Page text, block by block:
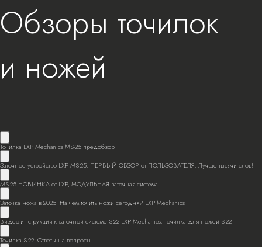
Обзоры точилок
и ножей
Точилка LXP Mechanics MS-25 предобзор
Заточное устройство LXP MS-25. ПЕРВЫЙ ОБЗОР от ПОЛЬЗОВАТЕЛЯ. Лучше тысячи слов!
MS-25 НОВИНКА от LXP, МОДУЛЬНАЯ заточная система
Заточка ножа в 2025. На чем точить ножи сегодня? LXP Mechanics
Видео-инструкция к заточной системе S-22 LXP Mechanics. Точилка для ножей S-22
Точилка S-22. Ответы на вопросы